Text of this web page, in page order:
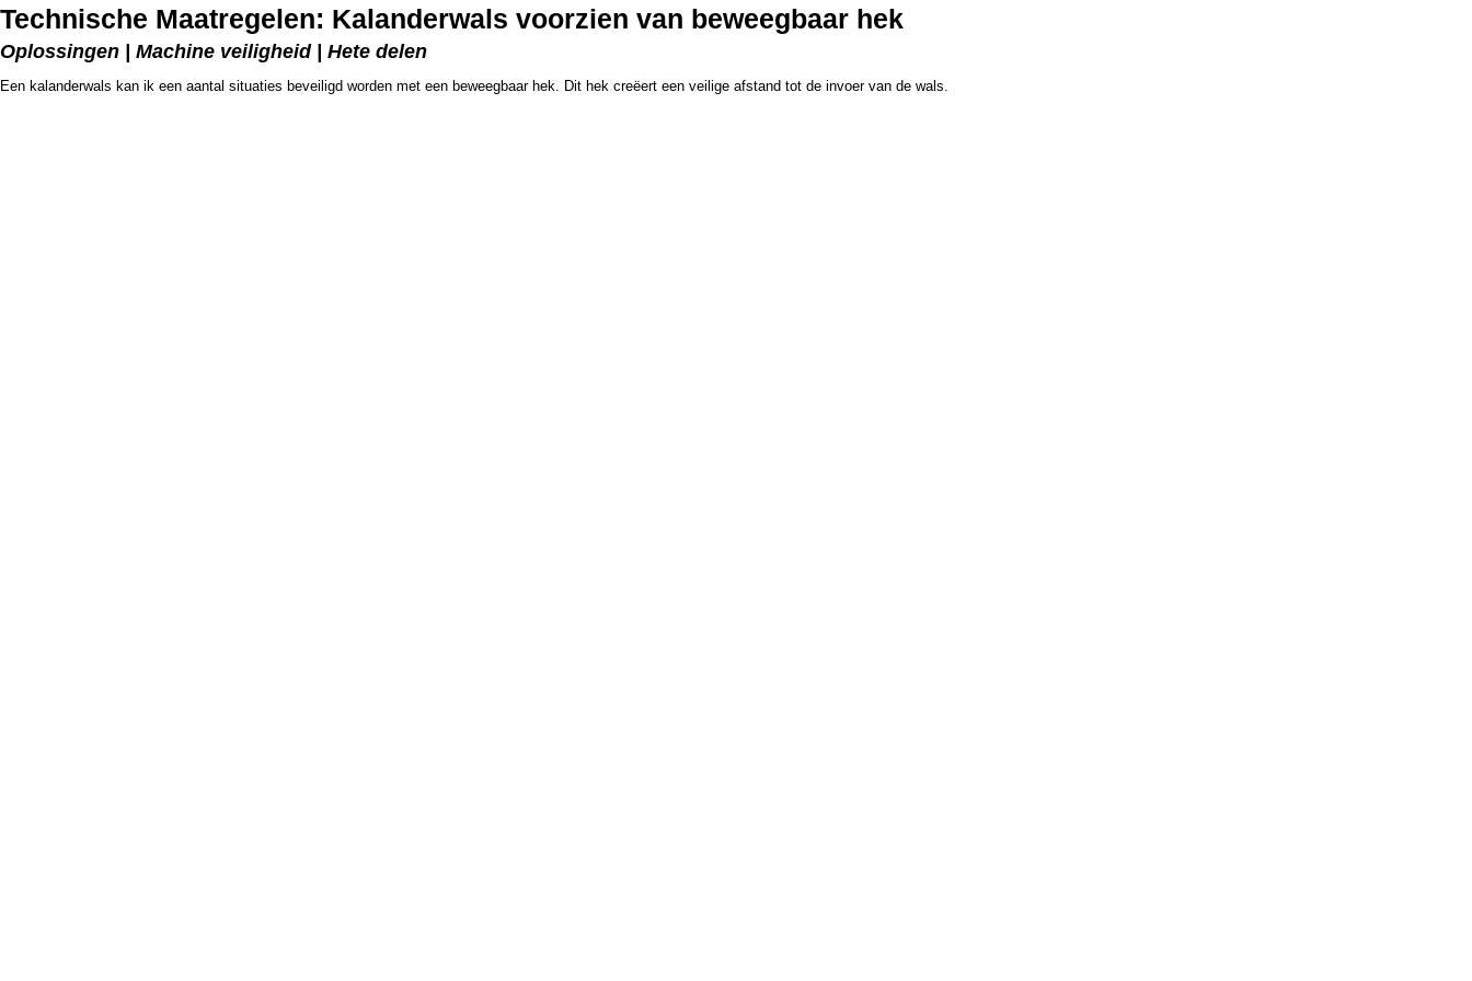
Technische Maatregelen: Kalanderwals voorzien van beweegbaar hek
Oplossingen | Machine veiligheid | Hete delen
Een kalanderwals kan ik een aantal situaties beveiligd worden met een beweegbaar hek. Dit hek creëert een veilige afstand tot de invoer van de wals.